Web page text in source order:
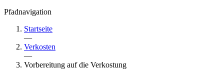
Pfadnavigation
Startseite
—
Verkosten
—
Vorbereitung auf die Verkostung